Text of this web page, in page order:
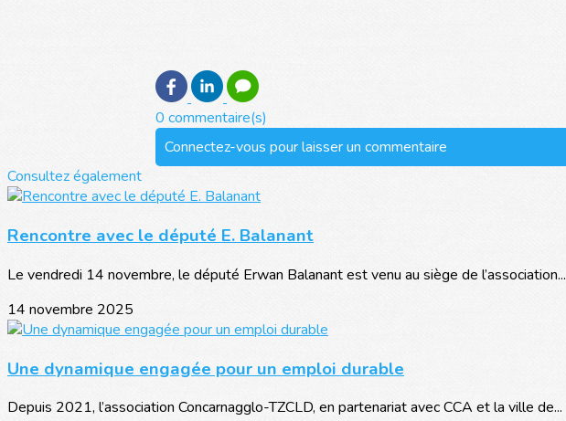
0 commentaire(s)
Connectez-vous pour laisser un commentaire
Consultez également
Rencontre avec le député E. Balanant
Le vendredi 14 novembre, le député Erwan Balanant est venu au siège de l’association...
14 novembre 2025
Une dynamique engagée pour un emploi durable
Depuis 2021, l’association Concarnagglo-TZCLD, en partenariat avec CCA et la ville de...